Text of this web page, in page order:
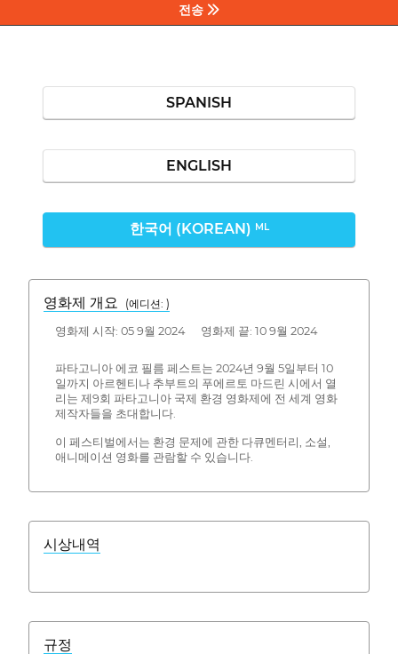
전송
SPANISH
ENGLISH
한국어 (KOREAN) ML
영화제 개요 (에디션: )
영화제 시작: 05 9월 2024 영화제 끝: 10 9월 2024
파타고니아 에코 필름 페스트는 2024년 9월 5일부터 10
일까지 아르헨티나 추부트의 푸에르토 마드린 시에서 열
리는 제9회 파타고니아 국제 환경 영화제에 전 세계 영화
제작자들을 초대합니다.
이 페스티벌에서는 환경 문제에 관한 다큐멘터리, 소설,
애니메이션 영화를 관람할 수 있습니다.
시상내역
규정